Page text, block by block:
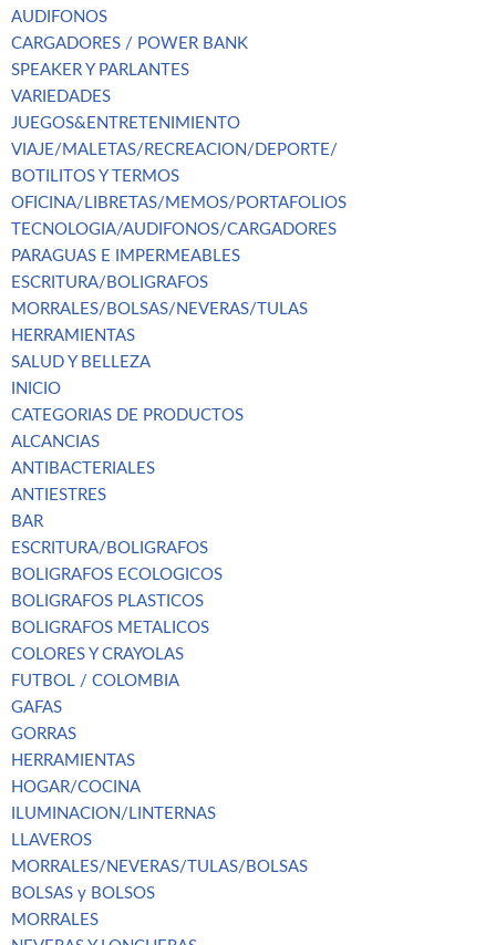
AUDIFONOS
CARGADORES / POWER BANK
SPEAKER Y PARLANTES
VARIEDADES
JUEGOS&ENTRETENIMIENTO
VIAJE/MALETAS/RECREACION/DEPORTE/
BOTILITOS Y TERMOS
OFICINA/LIBRETAS/MEMOS/PORTAFOLIOS
TECNOLOGIA/AUDIFONOS/CARGADORES
PARAGUAS E IMPERMEABLES
ESCRITURA/BOLIGRAFOS
MORRALES/BOLSAS/NEVERAS/TULAS
HERRAMIENTAS
SALUD Y BELLEZA
INICIO
CATEGORIAS DE PRODUCTOS
ALCANCIAS
ANTIBACTERIALES
ANTIESTRES
BAR
ESCRITURA/BOLIGRAFOS
BOLIGRAFOS ECOLOGICOS
BOLIGRAFOS PLASTICOS
BOLIGRAFOS METALICOS
COLORES Y CRAYOLAS
FUTBOL / COLOMBIA
GAFAS
GORRAS
HERRAMIENTAS
HOGAR/COCINA
ILUMINACION/LINTERNAS
LLAVEROS
MORRALES/NEVERAS/TULAS/BOLSAS
BOLSAS y BOLSOS
MORRALES